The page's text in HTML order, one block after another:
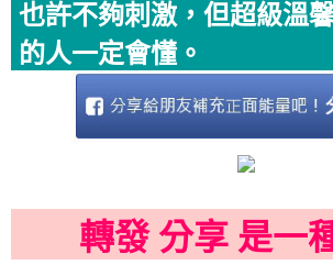
也許不夠刺激，但超級溫
的人一定會懂。
轉發 分享 是一